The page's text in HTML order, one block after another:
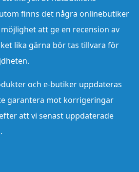
finns det några onlinebutiker
att ge en recension av
lika gärna bör tas tillvara för
och e-butiker uppdateras
garantera mot korrigeringar
att vi senast uppdaterade